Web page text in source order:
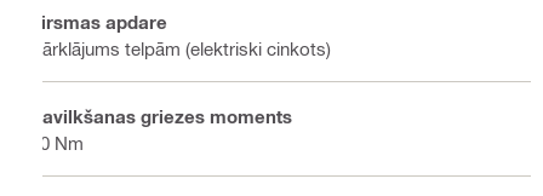
Virsmas apdare
Pārklājums telpām (elektriski cinkots)
Savilkšanas griezes moments
30 Nm